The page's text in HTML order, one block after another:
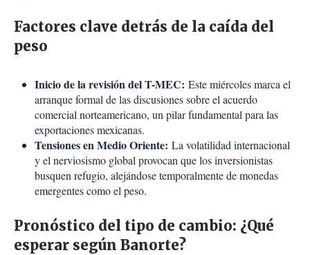
Factores clave detrás de la caída del
peso
Inicio de la revisión del T-MEC: Este miércoles marca el
arranque formal de las discusiones sobre el acuerdo
comercial norteamericano, un pilar fundamental para las
exportaciones mexicanas.
Tensiones en Medio Oriente: La volatilidad internacional
y el nerviosismo global provocan que los inversionistas
busquen refugio, alejándose temporalmente de monedas
emergentes como el peso.
Pronóstico del tipo de cambio: ¿Qué
esperar según Banorte?